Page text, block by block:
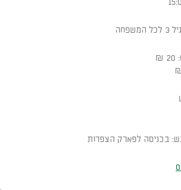
לכל המשפחה
₪
בכניסה לפארק הצפרות